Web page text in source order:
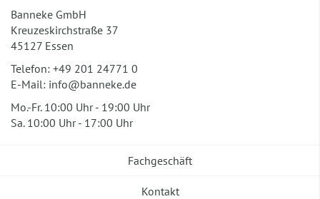
Banneke GmbH
Kreuzeskirchstraße 37
45127 Essen
Telefon: +49 201 24771 0
E-Mail: info@banneke.de
Mo.-Fr. 10:00 Uhr - 19:00 Uhr
Sa. 10:00 Uhr - 17:00 Uhr
Fachgeschäft
Kontakt